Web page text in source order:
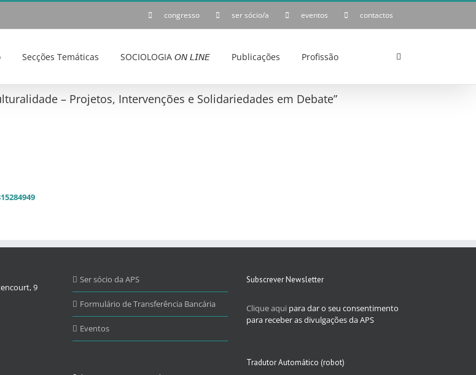
congresso ser sócio/a eventos contactos
Secções Temáticas SOCIOLOGIA 𝘖𝘕 𝘓𝘐𝘕𝘌 Publicações Profissão
– Projetos, Intervenções e Solidariedades em Debate”
9
Ser sócio da APS
Formulário de Transferência Bancária
Eventos
Subscrever Newsletter
Clique aqui para dar o seu consentimento
para receber as divulgações da APS
Tradutor Automático (robot)